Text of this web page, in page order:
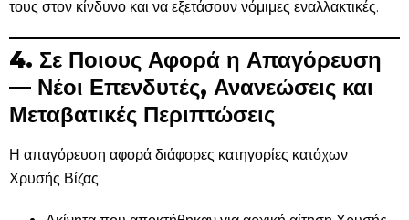
τους στον κίνδυνο και να εξετάσουν νόμιμες εναλλακτικές.
4. Σε Ποιους Αφορά η Απαγόρευση
— Νέοι Επενδυτές, Ανανεώσεις και
Μεταβατικές Περιπτώσεις
Η απαγόρευση αφορά διάφορες κατηγορίες κατόχων
Χρυσής Βίζας: